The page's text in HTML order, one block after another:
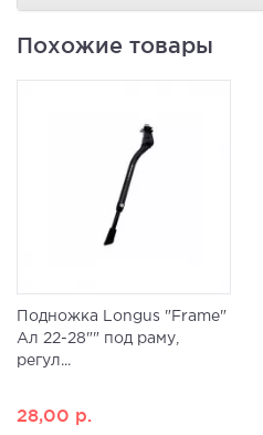
Похожие товары
Подножка Longus "Frame"
Ал 22-28"" под раму,
регул...
28,00 р.